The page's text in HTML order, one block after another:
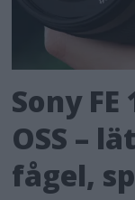
Sony
OSS –
fågel,